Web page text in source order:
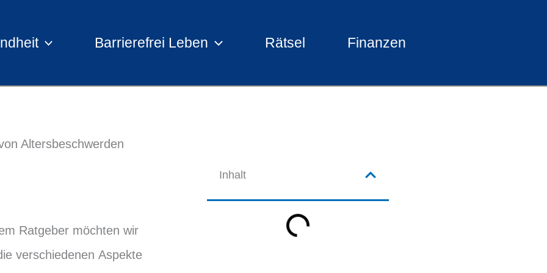
Barrierefrei Leben Rätsel Finanzen
Altersbeschwerden
Ratgeber möchten wir
verschiedenen Aspekte
Inhalt